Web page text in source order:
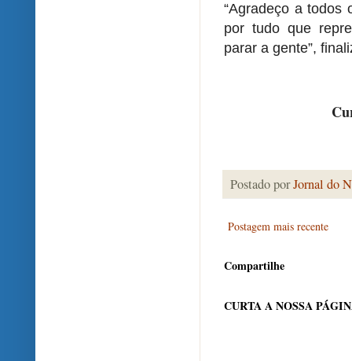
“Agradeço a todos
por tudo que
parar a gente”,
Postado porJornal do
Postagem mais recente
Compartilhe
CURTA A NOSSA